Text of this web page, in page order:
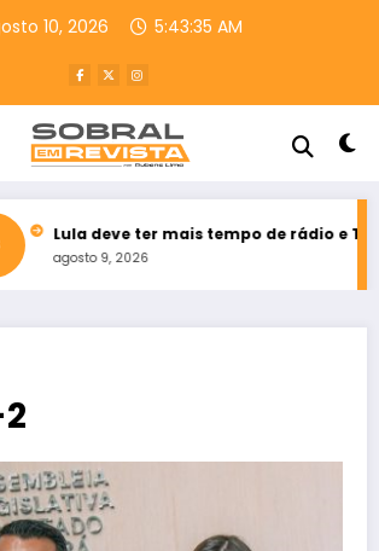
10, 2026 5:43:36 AM
ter mais tempo de rádio e TV que Flávio